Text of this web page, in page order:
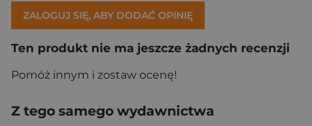
ZALOGUJ SIĘ, ABY DODAĆ OPINIĘ
Ten produkt nie ma jeszcze żadnych recenzji
Pomóż innym i zostaw ocenę!
Z tego samego wydawnictwa